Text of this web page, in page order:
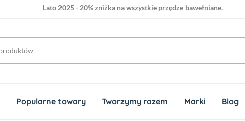
Lato 2025 - 20% zniżka na wszystkie przędze bawełniane.
Lato 2025 - 20% zniżka na wszystkie przędze bawełniane.
Popularne towary Tworzymy razem Marki Blog